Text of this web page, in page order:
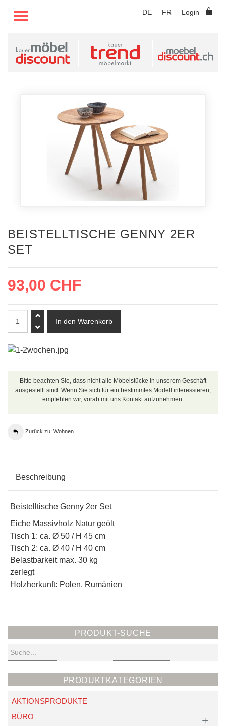
DE FR Login
TOGGLE MENU
BEISTELLTISCHE GENNY 2ER
SET
93,00 CHF
Bitte beachten Sie, dass nicht alle Möbelstücke in unserem Geschäft
ausgestellt sind. Wenn Sie sich für ein bestimmtes Modell interessieren,
empfehlen wir, vorab mit uns Kontakt aufzunehmen.
Zurück zu: Wohnen
Beschreibung
Beistelltische Genny 2er Set
Eiche Massivholz Natur geölt
Tisch 1: ca. Ø 50 / H 45 cm
Tisch 2: ca. Ø 40 / H 40 cm
Belastbarkeit max. 30 kg
zerlegt
Holzherkunft: Polen, Rumänien
PRODUKT-SUCHE
Suchen
PRODUKTKATEGORIEN
AKTIONSPRODUKTE
BÜRO